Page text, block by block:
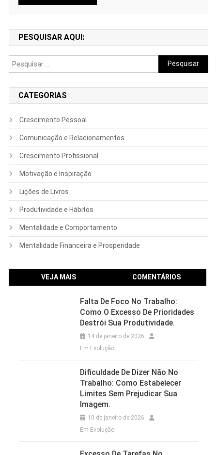
PESQUISAR AQUI:
Pesquisar
por:
CATEGORIAS
Crescimento Pessoal
Comunicação e Relacionamentos
Crescimento Profissional
Motivação e Inspiração
Lições de Livros
Produtividade e Hábitos
Mentalidade e Comportamento
Mentalidade Financeira e Prosperidade
VEJA MAIS COMENTÁRIOS
Falta De Foco No Trabalho:
Como O Excesso De Prioridades
Destrói Sua Produtividade.
14 de janeiro de 2026
Em Evolução
Dificuldade De Dizer Não No
Trabalho: Como Estabelecer
Limites Sem Prejudicar Sua
Imagem.
10 de janeiro de 2026
Em Evolução